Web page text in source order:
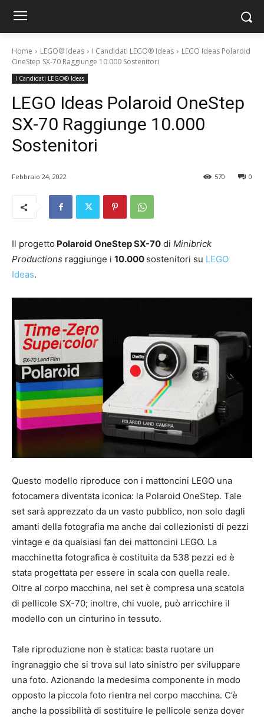
Home LEGO® Ideas I Candidati LEGO® Ideas
LEGO Ideas Polaroid
OneStep SX-70 Raggiunge 10.000 Sostenitori
I Candidati LEGO® Ideas
LEGO Ideas Polaroid OneStep
SX-70 Raggiunge 10.000
Sostenitori
Febbraio 24, 2022 0
570
Il progetto Polaroid OneStep SX-70 di Minibrick
Productions raggiunge i 10.000 sostenitori su LEGO
Ideas.
Questo modello riproduce con i mattoncini LEGO una
fotocamera diventata iconica: la Polaroid OneStep. Tale
set sarà apprezzato da un vasto pubblico, non solo dagli
amanti della fotografia ma anche dai collezionisti di pezzi
vintage e da qualsiasi fan dei mattoncini LEGO. La
macchinetta fotografica è costituita da 538 pezzi ed è
stata progettata per essere in scala con quella reale.
Oltre al corpo macchina, nel set è compresa una scatola
di pellicole SX-70; inoltre, chi vuole, può arricchire il
modello con un cinturino in tessuto.
Tale riproduzione non è statica: basta ruotare un
ingranaggio che si trova sul lato sinistro per sviluppare
una foto. Azionando la medesima componente in modo
opposto la piccola foto rientra nel corpo macchina. C’è
anche la possibilità di sostituire le pellicole senza dover